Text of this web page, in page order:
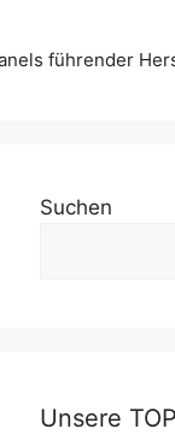
führender
Suchen
Unsere